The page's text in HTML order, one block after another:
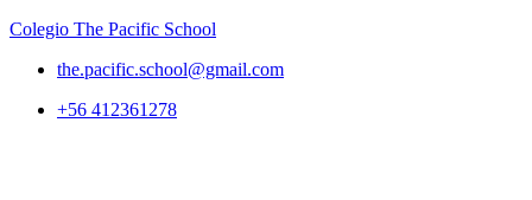
Colegio The Pacific School
the.pacific.school@gmail.com
+56 412361278